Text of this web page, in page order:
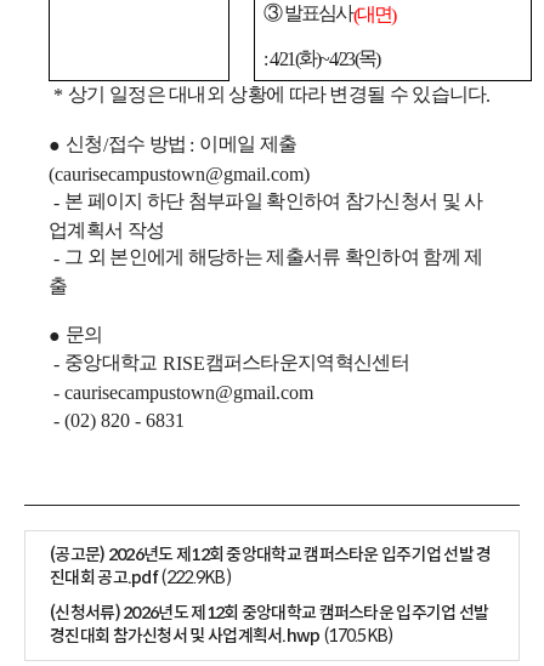
③ 발표심사(대면)
: 4/21(화)~4/23(목)
* 상기 일정은 대내외 상황에 따라 변경될 수 있습니다.
● 신청/접수 방법 : 이메일 제출
(caurisecampustown@gmail.com)
- 본 페이지 하단 첨부파일 확인하여 참가신청서 및 사
업계획서 작성
- 그 외 본인에게 해당하는 제출서류 확인하여 함께 제
출
● 문의
- 중앙대학교 RISE캠퍼스타운지역혁신센터
- caurisecampustown@gmail.com
- (02) 820 - 6831
(공고문) 2026년도 제12회 중앙대학교 캠퍼스타운 입주기업 선발 경
진대회 공고.pdf(222.9KB)
(신청서류) 2026년도 제12회 중앙대학교 캠퍼스타운 입주기업 선발
경진대회 참가신청서 및 사업계획서.hwp (170.5KB)